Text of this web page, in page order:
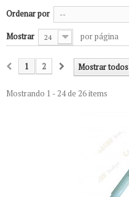
Ordenar por --
Mostrar 24 por página
Mostrar todos
1 2
Mostrando 1 - 24 de 26 items